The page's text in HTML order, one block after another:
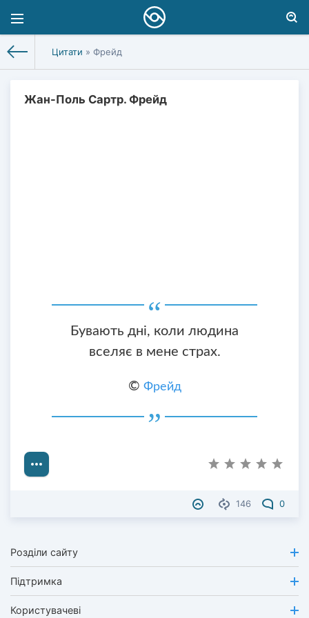
Цитати » Фрейд
Жан-Поль Сартр. Фрейд
Бувають дні, коли людина
вселяє в мене страх.
© Фрейд
146 0
Розділи сайту
Підтримка
Користувачеві